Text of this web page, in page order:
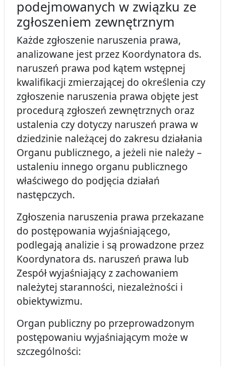
podejmowanych w związku ze
zgłoszeniem zewnętrznym
Każde zgłoszenie naruszenia prawa,
analizowane jest przez Koordynatora ds.
naruszeń prawa pod kątem wstępnej
kwalifikacji zmierzającej do określenia czy
zgłoszenie naruszenia prawa objęte jest
procedurą zgłoszeń zewnętrznych oraz
ustalenia czy dotyczy naruszeń prawa w
dziedzinie należącej do zakresu działania
Organu publicznego, a jeżeli nie należy –
ustaleniu innego organu publicznego
właściwego do podjęcia działań
następczych.
Zgłoszenia naruszenia prawa przekazane
do postępowania wyjaśniającego,
podlegają analizie i są prowadzone przez
Koordynatora ds. naruszeń prawa lub
Zespół wyjaśniający z zachowaniem
należytej staranności, niezależności i
obiektywizmu.
Organ publiczny po przeprowadzonym
postępowaniu wyjaśniającym może w
szczególności: